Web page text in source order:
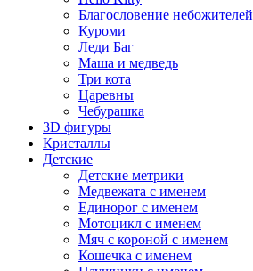
Благословение небожителей
Куроми
Леди Баг
Маша и медведь
Три кота
Царевны
Чебурашка
3D фигуры
Кристаллы
Детские
Детские метрики
Медвежата с именем
Единорог с именем
Мотоцикл с именем
Мяч с короной с именем
Кошечка с именем